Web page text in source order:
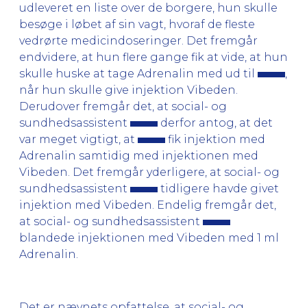
udleveret en liste over de borgere, hun skulle
besøge i løbet af sin vagt, hvoraf de fleste
vedrørte medicindoseringer. Det fremgår
endvidere, at hun flere gange fik at vide, at hun
skulle huske at tage Adrenalin med ud til
når hun skulle give injektion Vibeden.
Derudover fremgår det, at social- og
sundhedsassistent
derfor antog, at det
var meget vigtigt, at
fik injektion med
Adrenalin samtidig med injektionen med
Vibeden. Det fremgår yderligere, at social- og
sundhedsassistent
tidligere havde givet
injektion med Vibeden. Endelig fremgår det,
at social- og sundhedsassistent
blandede injektionen med Vibeden med 1 ml
Adrenalin.